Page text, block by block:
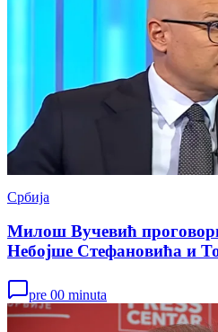
Србија
Милош Вучевић
Небојше Стефановића и
pre 00 minuta